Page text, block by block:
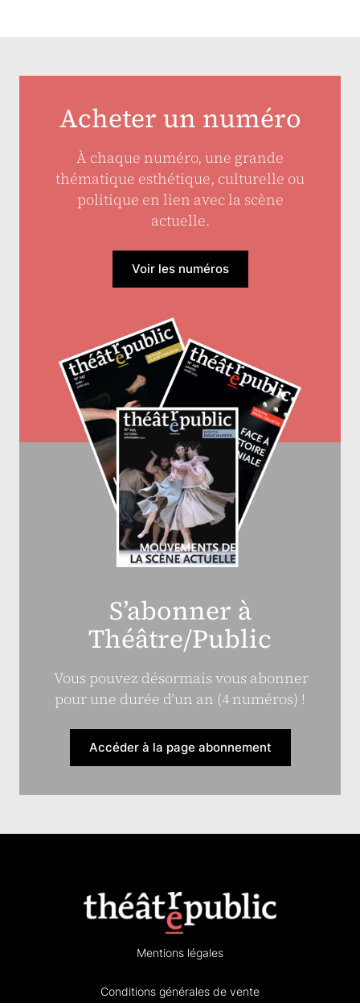
Acheter un numéro
À chaque numéro, une grande
thématique esthétique, culturelle ou
politique en lien avec la scène
actuelle.
Voir les numéros
S’abonner à
Théâtre/Public
Vous pouvez désormais vous abonner
pour une durée d’un an (4 numéros) !
Accéder à la page abonnement
Mentions légales
Conditions générales de vente